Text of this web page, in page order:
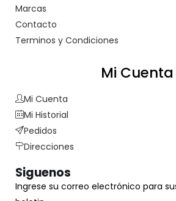
Marcas
Contacto
Terminos y Condiciones
Mi Cuenta
Mi Cuenta
Mi Historial
Pedidos
Direcciones
Siguenos
Ingrese su correo electrónico para